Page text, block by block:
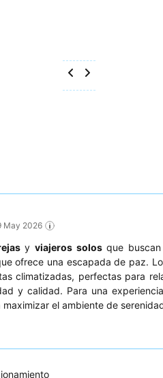
May 2026
yviajeros solosque buscan
ofrece una escapada de paz.
climatizadas, perfectas para
y calidad. Para una
el ambiente de